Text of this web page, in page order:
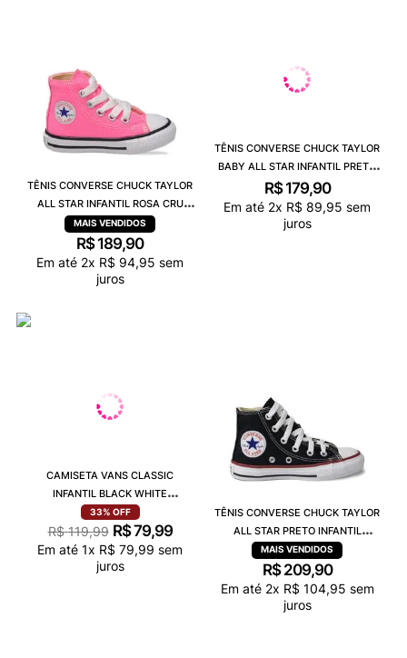
TÊNIS CONVERSE CHUCK TAYLOR
ALL STAR INFANTIL ROSA CRU
PRETO CK00030006
R$ 189,90
Em até 2x R$ 94,95 sem
juros
TÊNIS CONVERSE CHUCK TAYLOR
BABY ALL STAR INFANTIL PRETO
CRU PRETO CK00010002
R$ 179,90
Em até 2x R$ 89,95 sem
juros
CAMISETA VANS CLASSIC
INFANTIL BLACK WHITE
VN0A4A5XY28
33% OFF
R$ 119,99 R$79,99
Em até 1x R$ 79,99 sem
juros
TÊNIS CONVERSE CHUCK TAYLOR
ALL STAR PRETO INFANTIL
VERMELHO CK00040007
R$ 209,90
Em até 2x R$ 104,95 sem
juros